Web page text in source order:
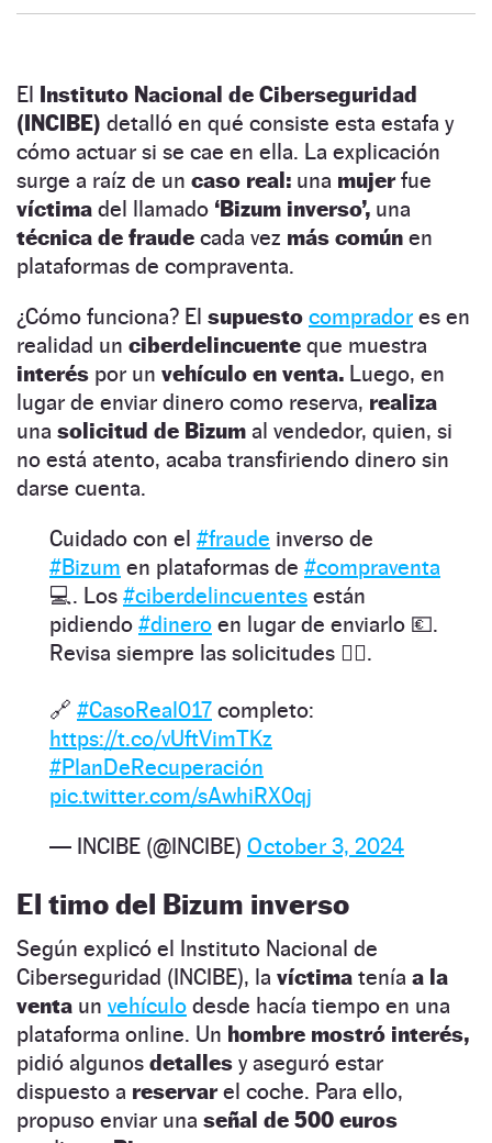
El Instituto Nacional de Ciberseguridad
(INCIBE) detalló en qué consiste esta estafa y
cómo actuar si se cae en ella. La explicación
surge a raíz de un caso real: una mujerfue
víctima del llamado ‘Bizum inverso’, una
técnica de fraude cada vez más común en
plataformas de compraventa.
¿Cómo funciona? El supuesto comprador es en
realidad un ciberdelincuente que muestra
interés por un vehículo en venta. Luego, en
lugar de enviar dinero como reserva, realiza
una solicitud de Bizum al vendedor, quien, si
no está atento, acaba transfiriendo dinero sin
darse cuenta.
Cuidado con el #fraude inverso de
#Bizum en plataformas de #compraventa
💻. Los #ciberdelincuentes están
pidiendo #dinero en lugar de enviarlo 💶.
Revisa siempre las solicitudes 🕵️‍♂️.
🔗 #CasoReal017 completo:
https://t.co/vUftVimTKz
#PlanDeRecuperación
pic.twitter.com/sAwhiRX0qj
— INCIBE (@INCIBE) October 3, 2024
El timo del Bizum inverso
Según explicó el Instituto Nacional de
Ciberseguridad (INCIBE), la víctima tenía a la
venta un vehículo desde hacía tiempo en una
plataforma online. Un hombre mostró interés,
pidió algunos detalles y aseguró estar
dispuesto a reservarel coche. Para ello,
propuso enviar una señal de 500 euros